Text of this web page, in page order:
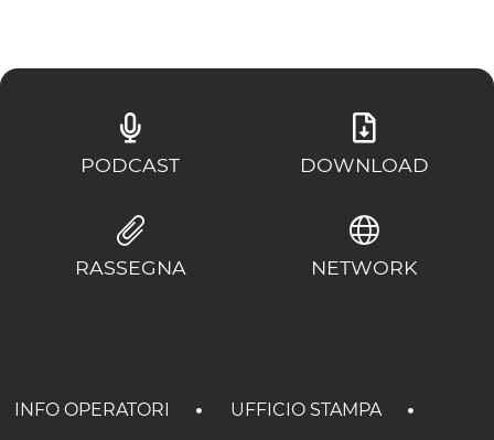
PODCAST DOWNLOAD
RASSEGNA NETWORK
INFO OPERATORI UFFICIO STAMPA